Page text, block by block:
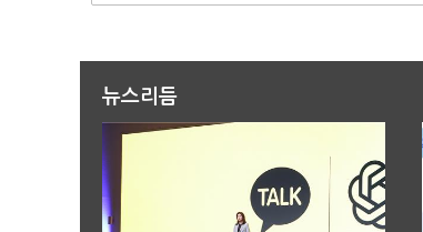
뉴스리듬